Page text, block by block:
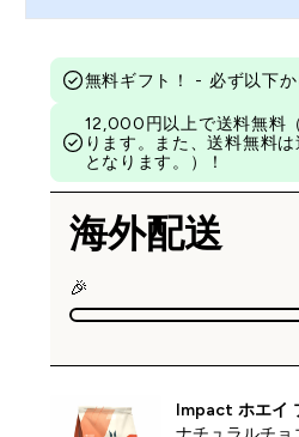
無料ギフト！ - 必ず以下
12,000円以上で送料無料
ります。また、送料無料
となります。）！
海外配送
🎉
Impact ホエイ